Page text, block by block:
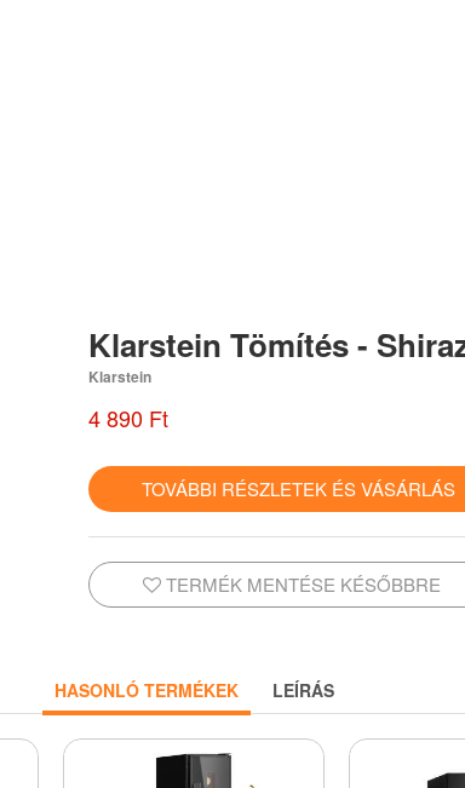
Klarstein Tömítés -
Klarstein
4 890 Ft
TOVÁBBI RÉSZLETEK ÉS VÁSÁRLÁS
TERMÉK MENTÉSE KÉSŐBBRE
HASONLÓ TERMÉKEK LEÍRÁS